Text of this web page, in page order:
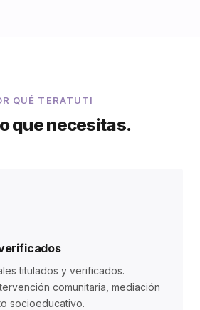
QUÉ TERATUTI
que necesitas.
titulados y verificados.
comunitaria, mediación
socioeducativo.